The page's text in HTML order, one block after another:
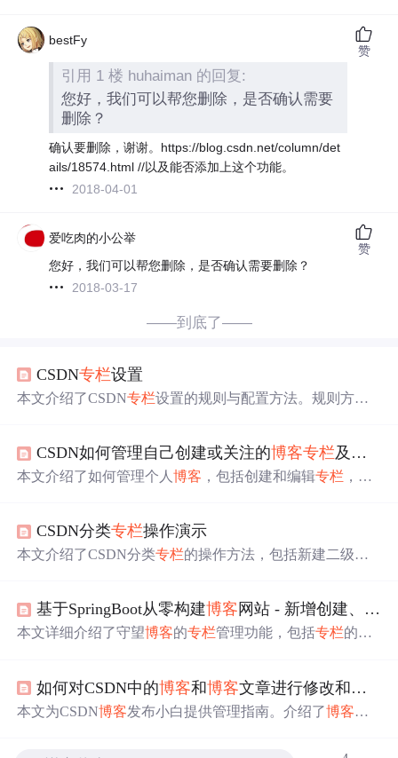
bestFy
引用 1 楼 huhaiman 的回复:
您好，我们可以帮您删除，是否确认需要
删除？
确认要删除，谢谢。https://blog.csdn.net/column/det
ails/18574.html //以及能否添加上这个功能。
2018-04-01
赞
爱吃肉的小公举
您好，我们可以帮您删除，是否确认需要删除？
2018-03-17
赞
——到底了——
CSDN专栏设置
本文介绍了CSDN专栏设置的规则与配置方法。规则方
评论删除被扣。配置方面，说明了新建一、二级专栏的方
法，还有快捷编辑和拖拽操作。
CSDN如何管理自己创建或关注的博客专栏及收藏夹
本文介绍了如何管理个人博客 ，包括创建和编辑专栏 ，订
链接，帮助提升博客的视觉效果。
CSDN分类专栏操作演示
本文介绍了CSDN分类专栏的操作方法，包括新建二级分
基于SpringBoot从零构建博客 网站 - 新增创建、修改、
本文详细介绍了守望博客的专栏管理功能，包括专栏的创
如何对CSDN中的博客和博客文章进行修改和管理
本文为CSDN博客发布小白提供管理指南。介绍了博客管